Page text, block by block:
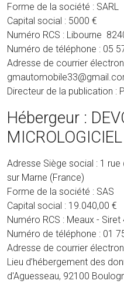
Forme de la société : SARL
Capital social : 5000 €
Numéro RCS : Libourne
Numéro de téléphone : 05
Adresse de courrier
Directeur de la publication :
Hébergeur :
MICROLOGICIEL
Adresse Siège social : 1
sur Marne (France)
Forme de la société : SAS
Capital social : 19.040,00 €
Numéro RCS : Meaux -
Numéro de téléphone : 01
Adresse de courrier
Lieu d’hébergement des
d'Aguesseau, 92100